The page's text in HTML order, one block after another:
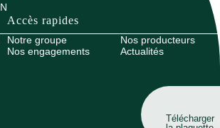
Accès rapides
Notre groupe
Nos producteurs
Nos engagements
Actualités
Télécharger